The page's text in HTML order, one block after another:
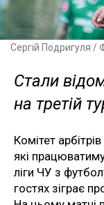
Сергій Подригуля /
Стали
на третій
Комітет
які
ліги ЧУ з
гостях зіграє